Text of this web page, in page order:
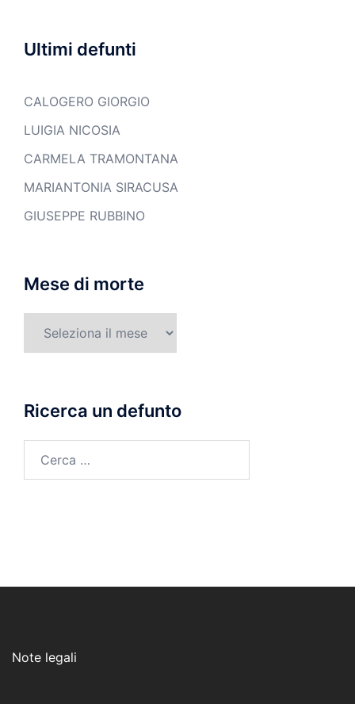
Ultimi defunti
CALOGERO GIORGIO
LUIGIA NICOSIA
CARMELA TRAMONTANA
MARIANTONIA SIRACUSA
GIUSEPPE RUBBINO
Mese di morte
Ricerca un defunto
Note legali